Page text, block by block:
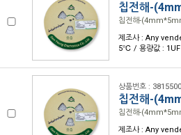
칩전해-
칩전해-
제조사 : Any
5℃ / 용량값 : 1UF
상품번호 : 3815500
칩전해-
칩전해-
제조사 : Any